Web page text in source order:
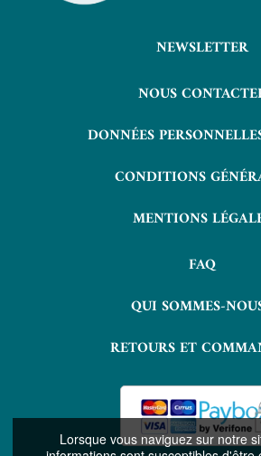
Lorsque vous naviguez sur notre
NEWSLETTER
NOUS
DONNÉES
CONDITIONS
MENTIONS
FAQ
QUI SOMMES-
RETOURS ET